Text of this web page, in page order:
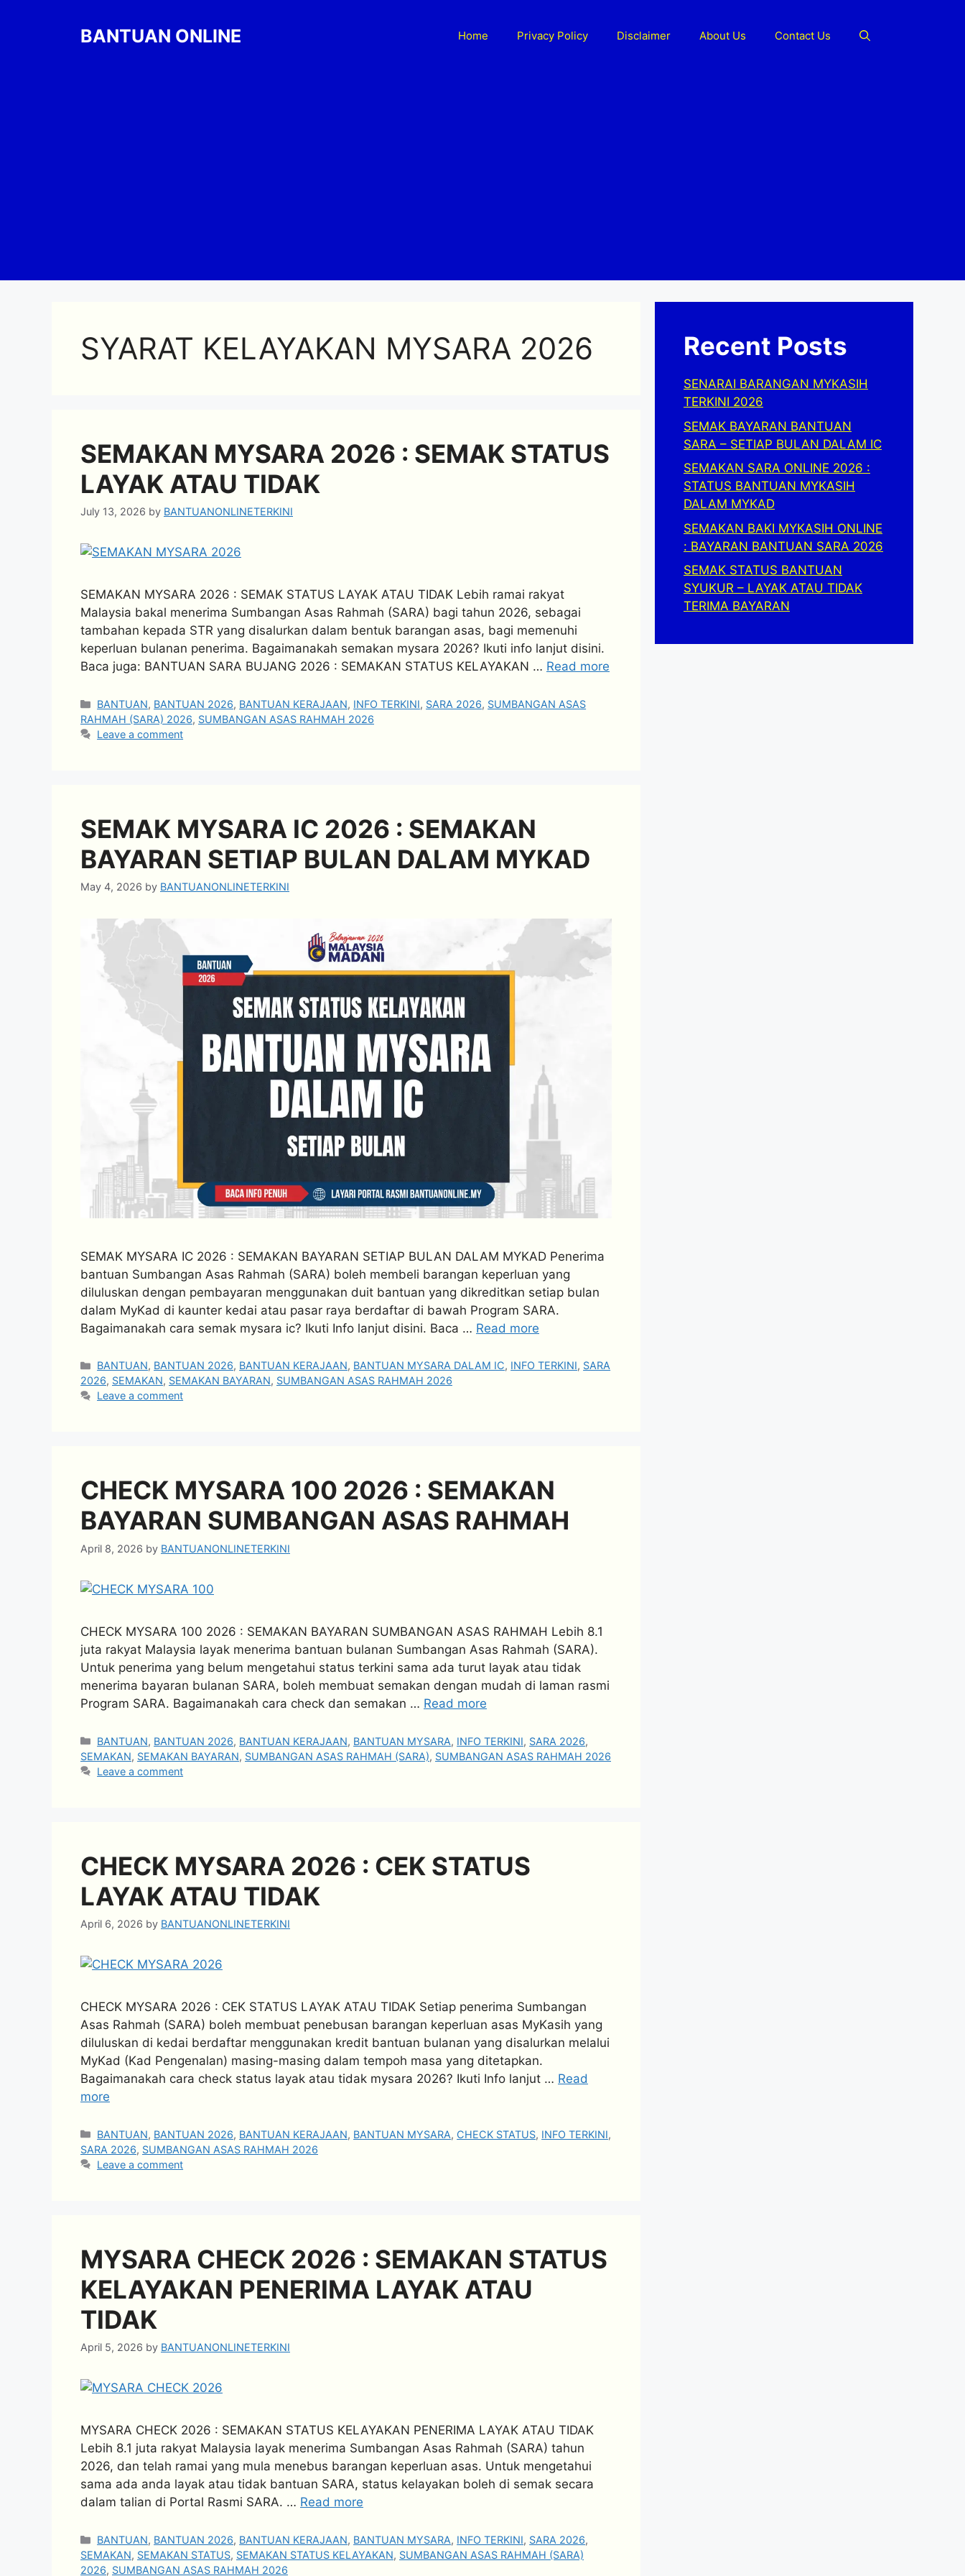
BANTUAN ONLINE Home Privacy Policy Disclaimer About Us Contact Us
SYARAT KELAYAKAN MYSARA 2026
SEMAKAN MYSARA 2026 : SEMAK STATUS
LAYAK ATAU TIDAK
July 13, 2026 by BANTUANONLINETERKINI
SEMAKAN MYSARA 2026 : SEMAK STATUS LAYAK ATAU TIDAK Lebih ramai rakyat
Malaysia bakal menerima Sumbangan Asas Rahmah (SARA) bagi tahun 2026, sebagai
tambahan kepada STR yang disalurkan dalam bentuk barangan asas, bagi memenuhi
keperluan bulanan penerima. Bagaimanakah semakan mysara 2026? Ikuti info lanjut disini.
Baca juga: BANTUAN SARA BUJANG 2026 : SEMAKAN STATUS KELAYAKAN … Read more
Categories
BANTUAN, BANTUAN 2026, BANTUAN KERAJAAN, INFO TERKINI, SARA 2026, SUMBANGAN ASAS
RAHMAH (SARA) 2026, SUMBANGAN ASAS RAHMAH 2026
Leave a comment
SEMAK MYSARA IC 2026 : SEMAKAN
BAYARAN SETIAP BULAN DALAM MYKAD
May 4, 2026 by BANTUANONLINETERKINI
SEMAK MYSARA IC 2026 : SEMAKAN BAYARAN SETIAP BULAN DALAM MYKAD Penerima
bantuan Sumbangan Asas Rahmah (SARA) boleh membeli barangan keperluan yang
diluluskan dengan pembayaran menggunakan duit bantuan yang dikreditkan setiap bulan
dalam MyKad di kaunter kedai atau pasar raya berdaftar di bawah Program SARA.
Bagaimanakah cara semak mysara ic? Ikuti Info lanjut disini. Baca … Read more
Categories
BANTUAN, BANTUAN 2026, BANTUAN KERAJAAN, BANTUAN MYSARA DALAM IC, INFO TERKINI, SARA
2026, SEMAKAN, SEMAKAN BAYARAN, SUMBANGAN ASAS RAHMAH 2026
Leave a comment
CHECK MYSARA 100 2026 : SEMAKAN
BAYARAN SUMBANGAN ASAS RAHMAH
April 8, 2026 by BANTUANONLINETERKINI
CHECK MYSARA 100 2026 : SEMAKAN BAYARAN SUMBANGAN ASAS RAHMAH Lebih 8.1
juta rakyat Malaysia layak menerima bantuan bulanan Sumbangan Asas Rahmah (SARA).
Untuk penerima yang belum mengetahui status terkini sama ada turut layak atau tidak
menerima bayaran bulanan SARA, boleh membuat semakan dengan mudah di laman rasmi
Program SARA. Bagaimanakah cara check dan semakan … Read more
Categories
BANTUAN, BANTUAN 2026, BANTUAN KERAJAAN, BANTUAN MYSARA, INFO TERKINI, SARA 2026,
SEMAKAN, SEMAKAN BAYARAN, SUMBANGAN ASAS RAHMAH (SARA), SUMBANGAN ASAS RAHMAH 2026
Leave a comment
CHECK MYSARA 2026 : CEK STATUS
LAYAK ATAU TIDAK
April 6, 2026 by BANTUANONLINETERKINI
CHECK MYSARA 2026 : CEK STATUS LAYAK ATAU TIDAK Setiap penerima Sumbangan
Asas Rahmah (SARA) boleh membuat penebusan barangan keperluan asas MyKasih yang
diluluskan di kedai berdaftar menggunakan kredit bantuan bulanan yang disalurkan melalui
MyKad (Kad Pengenalan) masing-masing dalam tempoh masa yang ditetapkan.
Bagaimanakah cara check status layak atau tidak mysara 2026? Ikuti Info lanjut … Read
more
Categories
BANTUAN, BANTUAN 2026, BANTUAN KERAJAAN, BANTUAN MYSARA, CHECK STATUS, INFO TERKINI,
SARA 2026, SUMBANGAN ASAS RAHMAH 2026
Leave a comment
MYSARA CHECK 2026 : SEMAKAN STATUS
KELAYAKAN PENERIMA LAYAK ATAU
TIDAK
April 5, 2026 by BANTUANONLINETERKINI
MYSARA CHECK 2026 : SEMAKAN STATUS KELAYAKAN PENERIMA LAYAK ATAU TIDAK
Lebih 8.1 juta rakyat Malaysia layak menerima Sumbangan Asas Rahmah (SARA) tahun
2026, dan telah ramai yang mula menebus barangan keperluan asas. Untuk mengetahui
sama ada anda layak atau tidak bantuan SARA, status kelayakan boleh di semak secara
dalam talian di Portal Rasmi SARA. … Read more
Categories
BANTUAN, BANTUAN 2026, BANTUAN KERAJAAN, BANTUAN MYSARA, INFO TERKINI, SARA 2026,
SEMAKAN, SEMAKAN STATUS, SEMAKAN STATUS KELAYAKAN, SUMBANGAN ASAS RAHMAH (SARA)
2026, SUMBANGAN ASAS RAHMAH 2026
Recent Posts
SENARAI BARANGAN MYKASIH
TERKINI 2026
SEMAK BAYARAN BANTUAN
SARA – SETIAP BULAN DALAM IC
SEMAKAN SARA ONLINE 2026 :
STATUS BANTUAN MYKASIH
DALAM MYKAD
SEMAKAN BAKI MYKASIH ONLINE
: BAYARAN BANTUAN SARA 2026
SEMAK STATUS BANTUAN
SYUKUR – LAYAK ATAU TIDAK
TERIMA BAYARAN